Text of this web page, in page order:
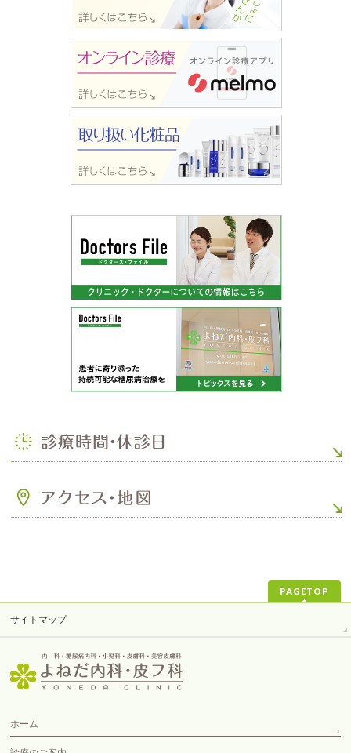
PAGETOP
サイトマップ
ホーム